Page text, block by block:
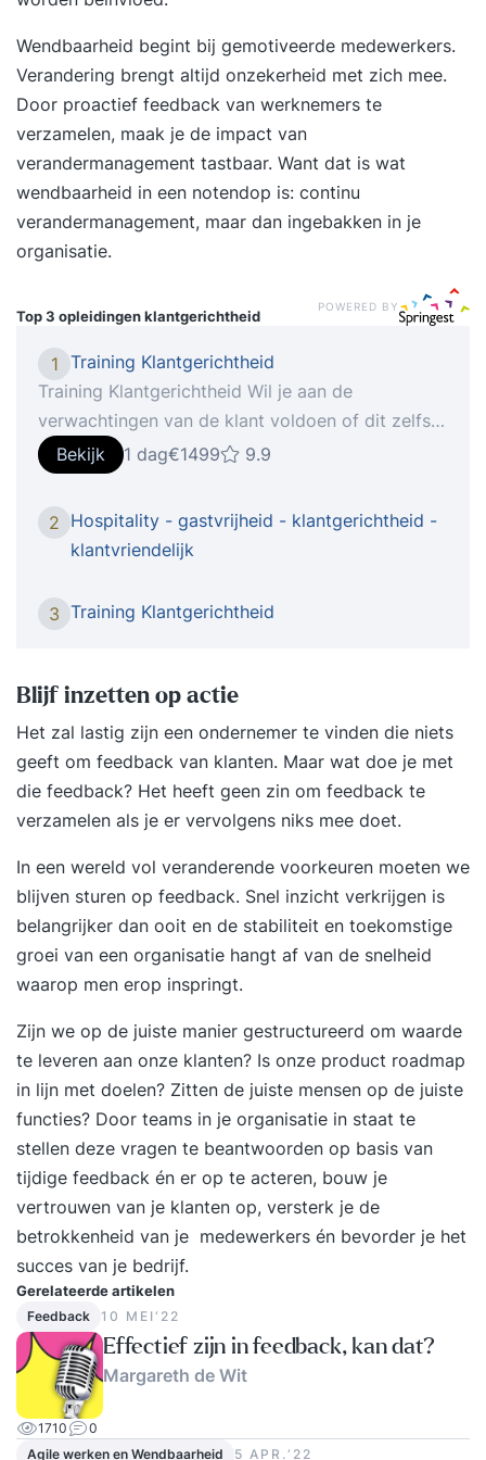
Wendbaarheid begint bij gemotiveerde medewerkers.
Verandering brengt altijd onzekerheid met zich mee.
Door proactief feedback van werknemers te
verzamelen, maak je de impact van
verandermanagement tastbaar. Want dat is wat
wendbaarheid in een notendop is: continu
verandermanagement, maar dan ingebakken in je
organisatie.
Top 3 opleidingenklantgerichtheid
POWERED BY
1 Training Klantgerichtheid
Training Klantgerichtheid Wil je aan de
verwachtingen van de klant voldoen of dit zelfs
overtreffen? Heb je veel klantcontact en vind je
het belangrijk een goede indruk achter te laten?
Wil je weten wat klantgericht communiceren
precies is? In deze training staan de wensen van
de klant centraal. Je leert het verschil tussen
aan een klantgerichte houding, uitstraling en
De training klantgericht communiceren is gericht
op personen die direct contact hebben met
klanten en zijn of haar klantgerichtheid
wil verbeteren en naar een hoger niveau wil
brengen. Je leert de verwachtingen van de
klant te overtreffen en je krijgt handvatten voor
het omgaan met lastige klanten. In deze
praktische training leer je daadwerkelijk
klantgericht communiceren en zo een bijdrage te
leveren aan de organisatiedoelstellingen. Uit
welke onderdelen bestaat de training? De
verschillende onderwerpen bestaan,
altijd toegespitst op jouw persoonlijke situatie of
de organisatiebehoefte. Vanuit die behoefte
stellen wij een training op maat samen. Hierdoor
is het voor iedere deelnemer interessant op zijn
of haar eigen niveau en leerbehoefte.
Onderwerpen die mogelijk aan bod komen tijdens
de training zijn: Kenmerken van
klantgericht communiceren Omgaan met
verschillende klanttypen Verschil
klantvriendelijkheid en klantgerichtheid
Klantwensen en klantbehoeften Houding en
uitstraling naar je klanten Communicatie met je
klanten Klantverwachtingen overtreffen Je
persoonlijke klantgerichtheid Omgaan met
Bekijk 1 dag€1499 9.9
2 Hospitality - gastvrijheid - klantgerichtheid -
klantvriendelijk
3 Training Klantgerichtheid
Blijf inzetten op actie
Het zal lastig zijn een ondernemer te vinden die niets
geeft om feedback van klanten. Maar wat doe je met
die feedback? Het heeft geen zin om feedback te
verzamelen als je er vervolgens niks mee doet.
In een wereld vol veranderende voorkeuren moeten we
blijven sturen op feedback. Snel inzicht verkrijgen is
belangrijker dan ooit en de stabiliteit en toekomstige
groei van een organisatie hangt af van de snelheid
waarop men erop inspringt.
Zijn we op de juiste manier gestructureerd om waarde
te leveren aan onze klanten? Is onze product roadmap
in lijn met doelen? Zitten de juiste mensen op de juiste
functies? Door teams in je organisatie in staat te
stellen deze vragen te beantwoorden op basis van
tijdige feedback én er op te acteren, bouw je
vertrouwen van je klanten op, versterk je de
betrokkenheid van je medewerkers én bevorder je het
succes van je bedrijf.
Gerelateerde artikelen
Feedback 10 MEI‘22
Effectief zijn in feedback, kan dat?
Margareth de Wit
1710
0
Agile werken en Wendbaarheid
5 APR.‘22